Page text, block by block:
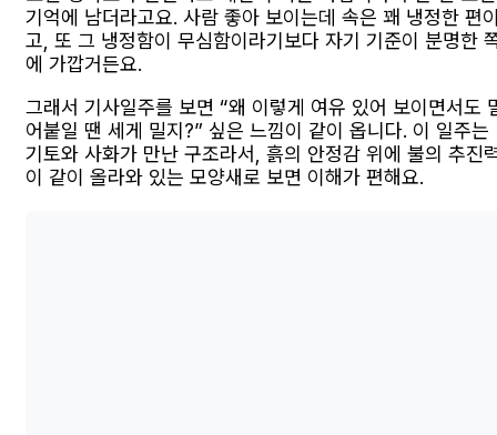
기억에 남더라고요. 사람 좋아 보이는데 속은 꽤 냉정한 편
고, 또 그 냉정함이 무심함이라기보다 자기 기준이 분명한
에 가깝거든요.
그래서 기사일주를 보면 “왜 이렇게 여유 있어 보이면서도
어붙일 땐 세게 밀지?” 싶은 느낌이 같이 옵니다. 이 일주는
기토와 사화가 만난 구조라서, 흙의 안정감 위에 불의 추진
이 같이 올라와 있는 모양새로 보면 이해가 편해요.